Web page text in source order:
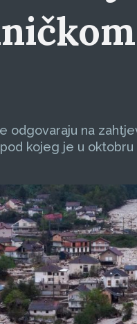
odgovaraju na
kojeg je u